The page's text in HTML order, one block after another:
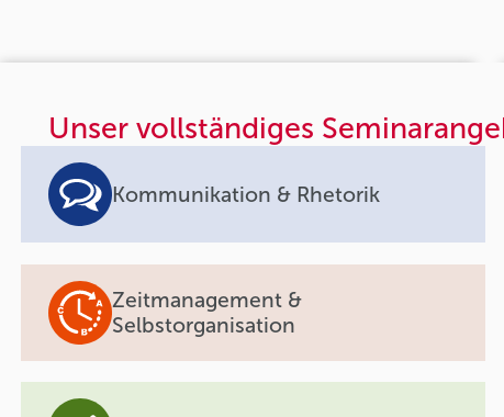
Unser vollständiges
Kommunikation & Rhetorik
Zeitmanagement &
Selbstorganisation